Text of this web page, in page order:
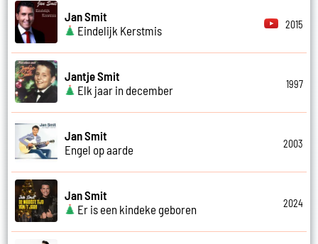
Jan Smit
Eindelijk Kerstmis
2015
Jantje Smit
Elk jaar in december
1997
Jan Smit
Engel op aarde
2003
Jan Smit
Er is een kindeke geboren
2024